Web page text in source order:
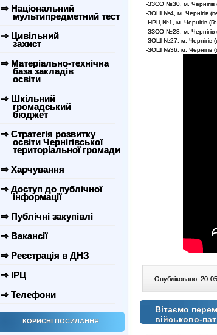
⇒ Національний
мультипредметний тест
⇒ Цивільний
захист
⇒ Матеріально-технічна
база закладів
освіти
⇒ Шкільний
громадський
бюджет
⇒ Стратегія розвитку
освіти Чернігівської
територіальної громади
⇒ Харчування
⇒ Доступ до публічної
інформації
⇒ Публічні закупівлі
⇒ Вакансії
⇒ Реєстрація в ДНЗ
⇒ ІРЦ
⇒ Телефони
КОРИСНІ ПОСИЛАННЯ
-ЗЗСО №30, м. Чернігів
-ЗОШ №4, м. Чернігів
-НРЦ №1, м. Чернігів
-ЗЗСО №28, м. Чернігів
-ЗОШ №27, м. Чернігів
-ЗОШ №36, м. Чернігів
Опубліковано: 20-
Вітаємо
військово-